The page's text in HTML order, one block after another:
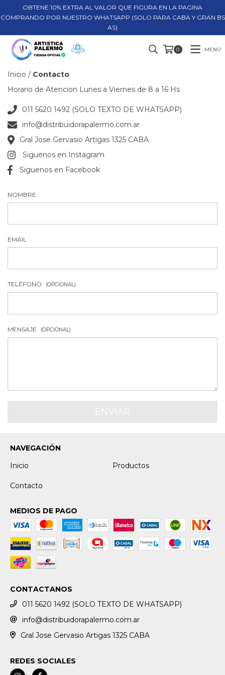
OBTENE 10% EXTRA AL VALOR QUE FIGURA EN LA PAGINA
COMPRANDO POR NUESTRO WHATSAPP (SOLO PARA CABA Y GRAN BS
AS)
0 MENÚ
Inicio / Contacto
Horario de Atencion Lunes a Viernes de 8 a 16 Hs
011 5620 1492 (SOLO TEXTO DE WHATSAPP)
info@distribuidorapalermo.com.ar
Gral Jose Gervasio Artigas 1325 CABA
Siguenos en Instagram
Siguenos en Facebook
NOMBRE
EMAIL
TELÉFONO (OPCIONAL)
MENSAJE (OPCIONAL)
NAVEGACIÓN
Inicio
Productos
Contacto
MEDIOS DE PAGO
CONTACTANOS
011 5620 1492 (SOLO TEXTO DE WHATSAPP)
info@distribuidorapalermo.com.ar
Gral Jose Gervasio Artigas 1325 CABA
REDES SOCIALES